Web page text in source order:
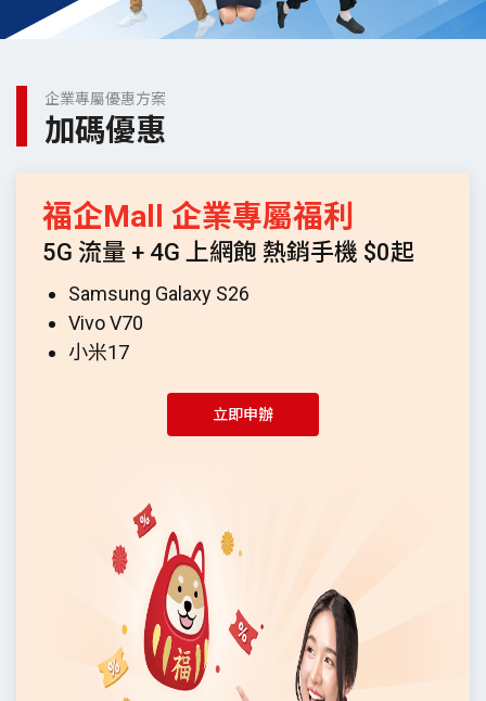
企業專屬優惠方案
加碼優惠
福企Mall 企業專屬福利
5G 流量 + 4G 上網飽 熱銷手機 $0起
Samsung Galaxy S26
Vivo V70
小米17
立即申辦